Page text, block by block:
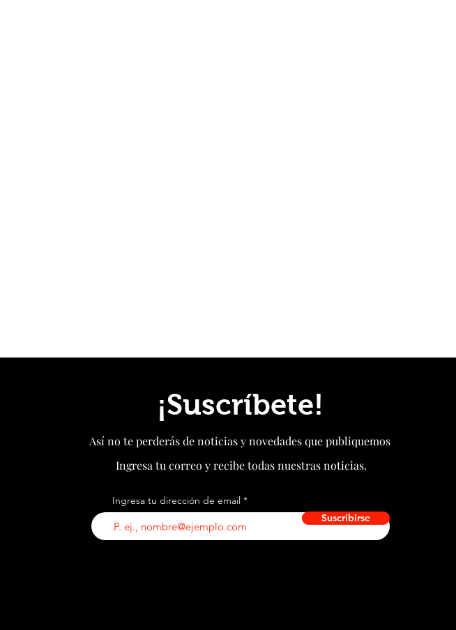
¡Suscríbete!
Así no te perderás de noticias y novedades que publiquemos
Ingresa tu correo y recibe todas nuestras noticias.
Ingresa tu dirección de email
Suscribirse